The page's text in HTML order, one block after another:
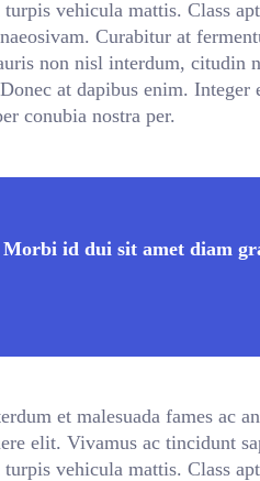
vehicula mattis. Class
Curabitur at
non nisl interdum, citudin
at dapibus enim.
conubia nostra per.
id dui sit amet diam
et malesuada fames ac
elit. Vivamus ac tincidunt
vehicula mattis. Class